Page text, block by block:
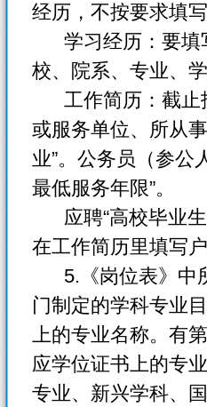
经历，不按要求填
学习经历：要填
校、院系、专业、
工作简历：截止
或服务单位、所从
业”。公务员（参公
最低服务年限”。
应聘“高校毕业生
在工作简历里填写
5.《岗位表》中
门制定的学科专业
上的专业名称。有
应学位证书上的专
专业、新兴学科、